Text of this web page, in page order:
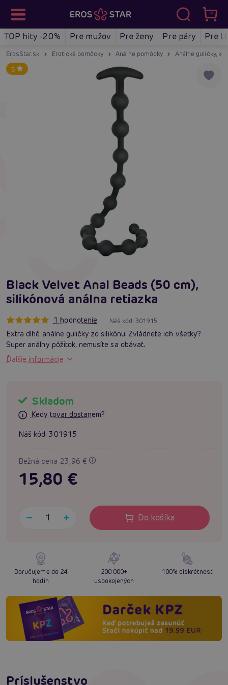
TOP hity -20% Pre mužov Pre ženy Pre páry Pre
ErosStar.sk Erotické pomôcky Análne pomôcky Análne guličky,
5
Black Velvet Anal Beads (50 cm),
silikónová análna retiazka
1 hodnotenie Náš kód:301915
Extra dlhé análne guličky zo silikónu. Zvládnete ich všetky?
Super análny pôžitok, nemusíte sa obávať.
Ďalšie informácie
Skladom
Kedy tovar dostanem?
Náš kód: 301915
Bežná cena 23,96 €
15,80 €
Do košíka
Doručujeme do 24
hodín
200 000+
uspokojených
100% diskrétnosť
Príslušenstvo